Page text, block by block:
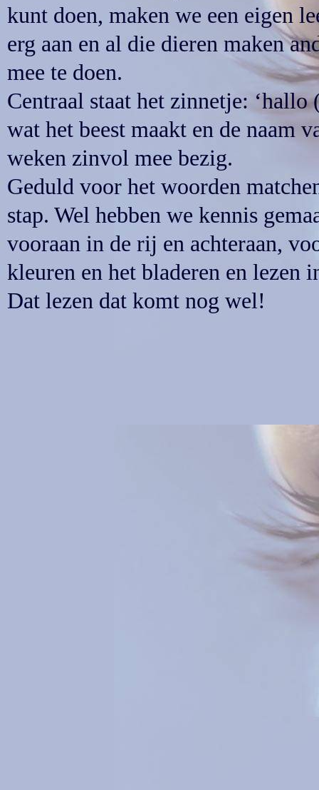
kunt doen, maken we een eigen
erg aan en al die dieren maken
mee te doen.
Centraal staat het zinnetje:
wat het beest maakt en de naam
weken zinvol mee bezig.
Geduld voor het woorden
stap. Wel hebben we kennis
vooraan in de rij en achteraan,
kleuren en het bladeren en lezen
Dat lezen dat komt nog wel!